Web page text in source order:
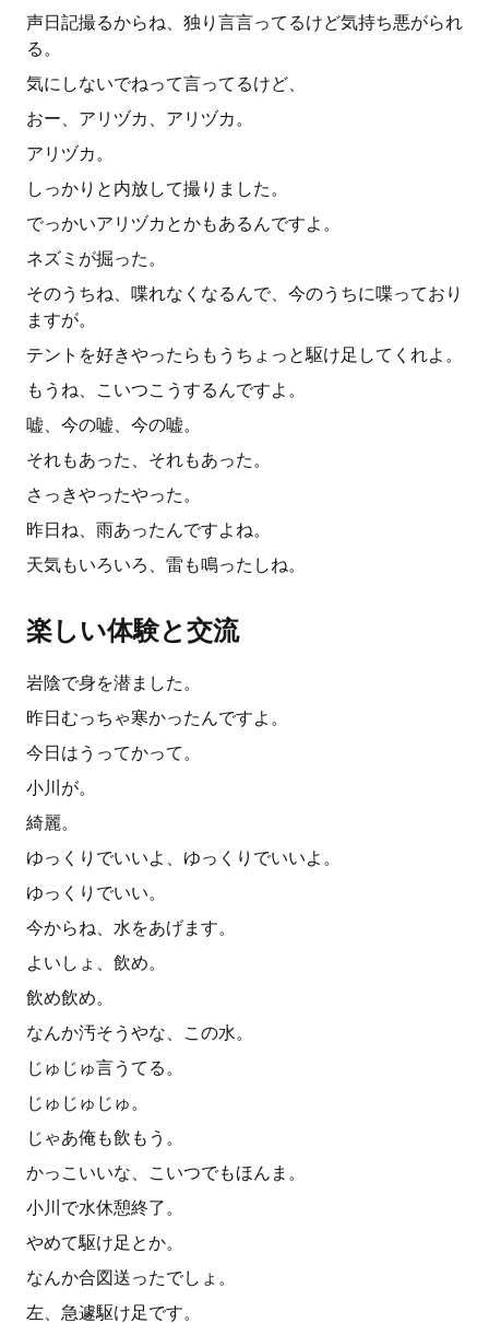
声日記撮るからね、独り言言ってるけど気持ち悪がられ
る。
気にしないでねって言ってるけど、
おー、アリヅカ、アリヅカ。
アリヅカ。
しっかりと内放して撮りました。
でっかいアリヅカとかもあるんですよ。
ネズミが掘った。
そのうちね、喋れなくなるんで、今のうちに喋っており
ますが。
テントを好きやったらもうちょっと駆け足してくれよ。
もうね、こいつこうするんですよ。
嘘、今の嘘、今の嘘。
それもあった、それもあった。
さっきやったやった。
昨日ね、雨あったんですよね。
天気もいろいろ、雷も鳴ったしね。
楽しい体験と交流
岩陰で身を潜ました。
昨日むっちゃ寒かったんですよ。
今日はうってかって。
小川が。
綺麗。
ゆっくりでいいよ、ゆっくりでいいよ。
ゆっくりでいい。
今からね、水をあげます。
よいしょ、飲め。
飲め飲め。
なんか汚そうやな、この水。
じゅじゅ言うてる。
じゅじゅじゅ。
じゃあ俺も飲もう。
かっこいいな、こいつでもほんま。
小川で水休憩終了。
やめて駆け足とか。
なんか合図送ったでしょ。
左、急遽駆け足です。